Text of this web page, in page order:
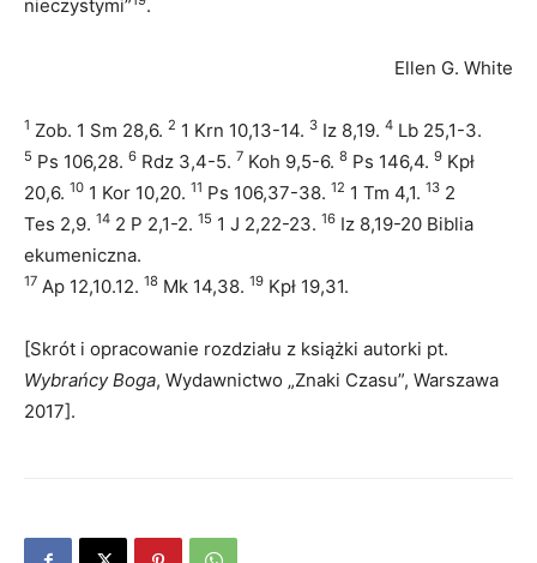
nieczystymi” .
Ellen G. White
1 Zob. 1 Sm 28,6. 2 1 Krn 10,13-14. 3 Iz 8,19. 4 Lb 25,1-3.
5 Ps 106,28. 6 Rdz 3,4-5. 7 Koh 9,5-6. 8 Ps 146,4. 9 Kpł
20,6. 10 1 Kor 10,20. 11 Ps 106,37-38. 12 1 Tm 4,1. 13 2
Tes 2,9. 14 2 P 2,1-2. 15 1 J 2,22-23. 16 Iz 8,19-20 Biblia
ekumeniczna.
17 Ap 12,10.12. 18 Mk 14,38. 19 Kpł 19,31.
[Skrót i opracowanie rozdziału z książki autorki pt.
Wybrańcy Boga, Wydawnictwo „Znaki Czasu”, Warszawa
2017].